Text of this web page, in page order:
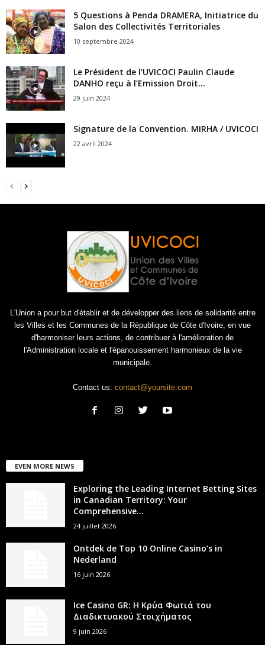
5 Questions à Penda DRAMERA, Initiatrice du
Salon des Collectivités Territoriales
10 septembre 2024
Le Président de l’UVICOCI Paulin Claude
DANHO reçu à l’Emission Droit...
29 juin 2024
Signature de la Convention. MIRHA / UVICOCI
22 avril 2024
L'Union a pour but d'établir et de développer des liens de solidarité entre
les Villes et les Communes de la République de Côte d'Ivoire, en vue
d'harmoniser leurs actions, de contribuer à l'amélioration de
l'Administration locale et l'épanouissement harmonieux de la vie
municipale.
Contact us: contact@yoursite.com
EVEN MORE NEWS
Exploring the Leading Internet Betting Sites
in Canadian Territory: Your
Comprehensive...
24 juillet 2026
Ontdek de Top 10 Online Casino’s in
Nederland
16 juin 2026
Ice Casino GR: Η Κρύα Φωτιά του
Διαδικτυακού Στοιχήματος
9 juin 2026